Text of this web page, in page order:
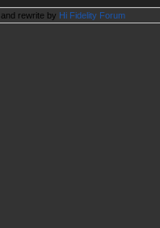
and rewrite by Hi Fidelity Forum